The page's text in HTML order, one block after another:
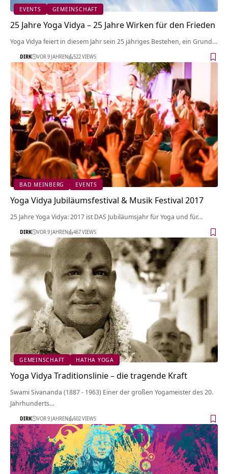
EVENTS GEMEINSCHAFT
25 Jahre Yoga Vidya – 25 Jahre Wirken für den Frieden
Yoga Vidya feiert in diesem Jahr sein 25 jähriges Bestehen, ein Grund…
DIRK VOR 9 JAHREN 522 VIEWS
BAD MEINBERG EVENTS
Yoga Vidya Jubiläumsfestival & Musik Festival 2017
25 Jahre Yoga Vidya: 2017 ist DAS Jubiläumsjahr für Yoga und für…
DIRK VOR 9 JAHREN 467 VIEWS
GEMEINSCHAFT HATHA YOGA
Yoga Vidya Traditionslinie – die tragende Kraft
Swami Sivananda (1887 - 1963) Einer der großen Yogameister des 20.
Jahrhunderts…
DIRK VOR 9 JAHREN 602 VIEWS